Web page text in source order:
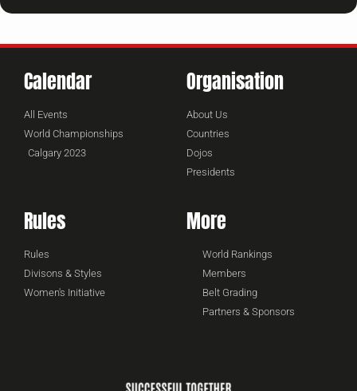
Calendar
All Events
World Championships
Calgary 2023
Organisation
About Us
Countries
Dojos
Presidents
Rules
Rules
Divisons & Styles
Women's Initiative
More
World Rankings
Members
Belt Grading
Partners & Sponsors